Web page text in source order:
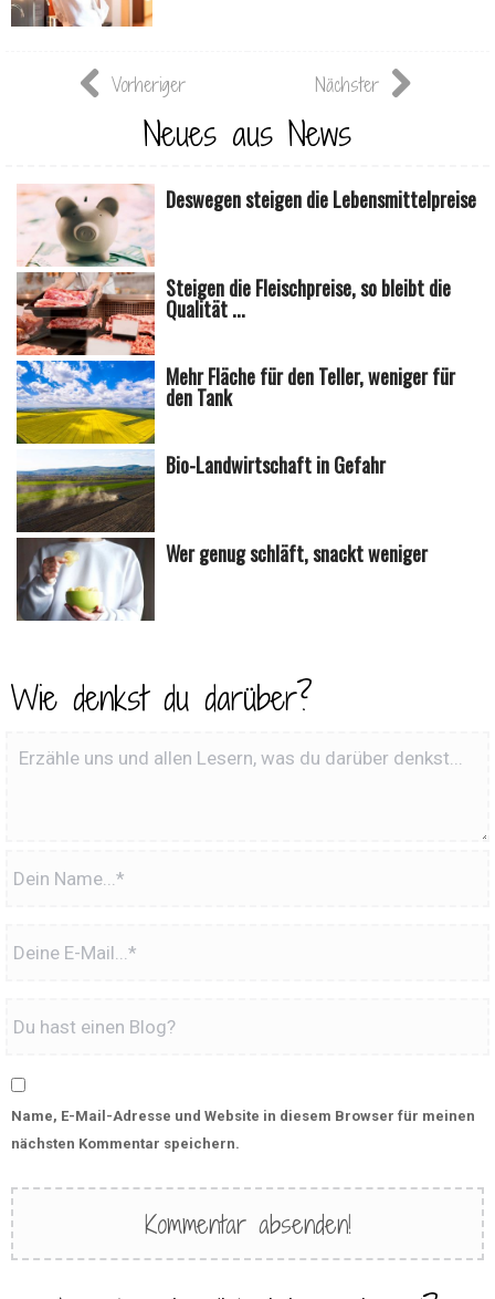
Vorheriger Nächster
Neues aus News
Deswegen steigen die Lebensmittelpreise
Steigen die Fleischpreise, so bleibt die
Qualität ...
Mehr Fläche für den Teller, weniger für
den Tank
Bio-Landwirtschaft in Gefahr
Wer genug schläft, snackt weniger
Wie denkst du darüber?
Name, E-Mail-Adresse und Website in diesem Browser für meinen
nächsten Kommentar speichern.